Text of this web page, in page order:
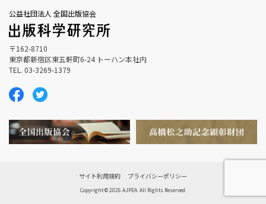
公益社団法人 全国出版協会
〒162-8710
東京都新宿区東五軒町6-24 トーハン本社内
TEL. 03-3269-1379
サイト利用規約 プライバシーポリシー
Copyright © 2026 AJPEA. All Rights Reserved.